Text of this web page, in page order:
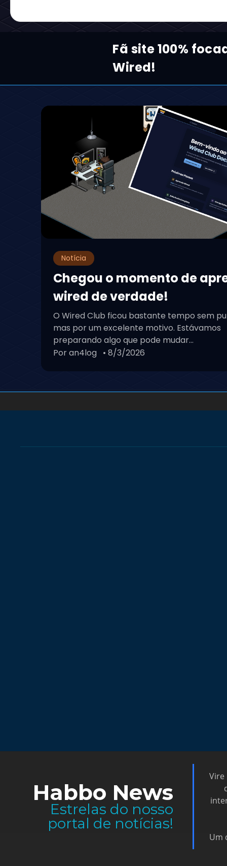
Fã site 100%
Wired!
Notícia
Chegou o momento de
wired de verdade!
O Wired Club ficou bastante tempo sem
mas por um excelente motivo. Estávamos
preparando algo que pode mudar...
Por an4log • 8/3/2026
Habbo News
Estrelas do nosso
portal de notícias!
Vire
Um